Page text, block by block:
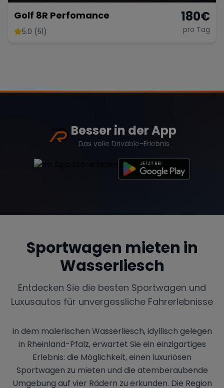
Golf 8R Perfomance
5.0 (51)
180€
pro Tag
Besser in der App
Das volle Drivable-Erlebnis
Sportwagen mieten in
Wasserliesch
Entdecken Sie die besten Sportwagen und
Luxusautos für unvergessliche Fahrerlebnisse
In dem malerischen Wasserliesch, idyllisch gelegen
in Rheinland-Pfalz, erwartet Sie ein einzigartiges
Erlebnis: die Möglichkeit, einen luxuriösen
Sportwagen zu mieten und die atemberaubende
Umgebung auf vier Rädern zu erkunden. Die Region